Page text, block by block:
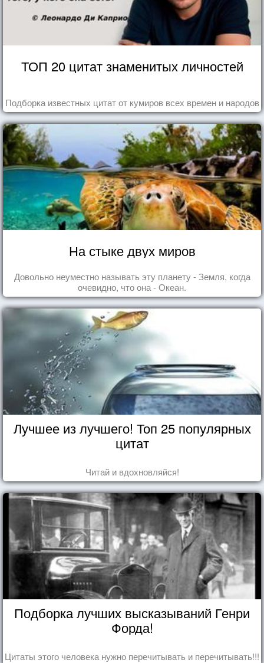
ТОП 20 цитат знаменитых личностей
Подборка известных цитат от кумиров всех времен и народов
На стыке двух миров
Довольно неуместно называть эту планету - Земля, когда
очевидно, что она - Океан.
Лучшее из лучшего! Топ 25 популярных
цитат
Читай и вдохновляйся!
Подборка лучших высказываний Генри
Форда!
Цитаты этого человека нужно перечитывать и перечитывать!!!